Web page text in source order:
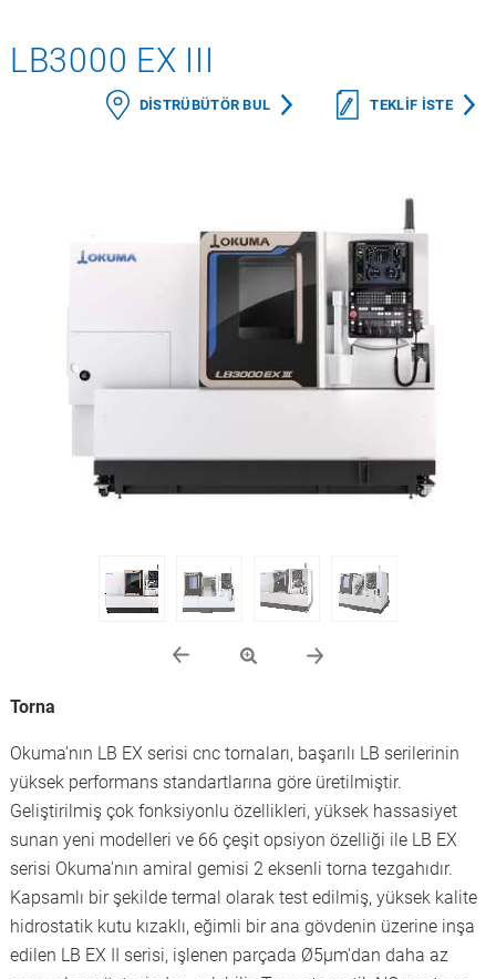
LB3000 EX III
DISTRÜBÜTÖR BUL TEKLIF ISTE
Torna
Okuma’nın LB EX serisi cnc tornaları, başarılı LB serilerinin
yüksek performans standartlarına göre üretilmiştir.
Geliştirilmiş çok fonksiyonlu özellikleri, yüksek hassasiyet
sunan yeni modelleri ve 66 çeşit opsiyon özelliği ile LB EX
serisi Okuma'nın amiral gemisi 2 eksenli torna tezgahıdır.
Kapsamlı bir şekilde termal olarak test edilmiş, yüksek kalite
hidrostatik kutu kızaklı, eğimli bir ana gövdenin üzerine inşa
edilen LB EX II serisi, işlenen parçada Ø5µm'dan daha az